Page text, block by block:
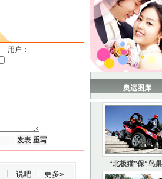
用户：
说吧 更多»
奥运图库
“北极猫”保“鸟